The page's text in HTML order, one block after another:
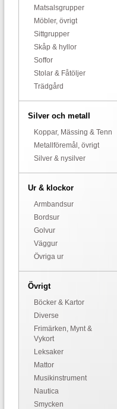
Matsalsgrupper
Möbler, övrigt
Sittgrupper
Skåp & hyllor
Soffor
Stolar & Fåtöljer
Trädgård
Silver och metall
Koppar, Mässing & Tenn
Metallföremål, övrigt
Silver & nysilver
Ur & klockor
Armbandsur
Bordsur
Golvur
Väggur
Övriga ur
Övrigt
Böcker & Kartor
Diverse
Frimärken, Mynt &
Vykort
Leksaker
Mattor
Musikinstrument
Nautica
Smycken